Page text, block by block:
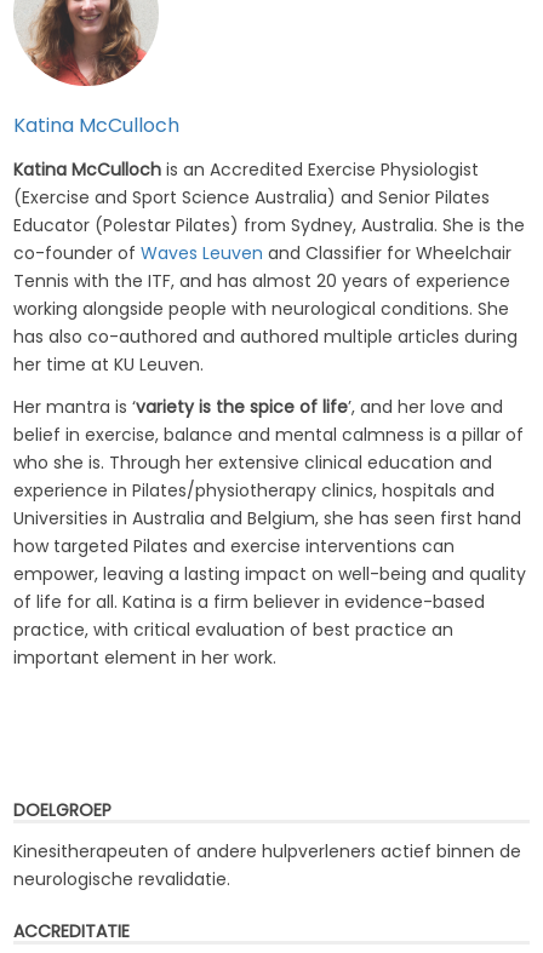
Katina McCulloch
Katina McCulloch is an Accredited Exercise Physiologist
(Exercise and Sport Science Australia) and Senior Pilates
Educator (Polestar Pilates) from Sydney, Australia. She is the
co-founder ofWaves Leuven and Classifier for Wheelchair
Tennis with the ITF, and has almost 20 years of experience
working alongside people with neurological conditions. She
has also co-authored and authored multiple articles during
her time at KU Leuven.
Her mantra is ‘variety is the spice of life’, and her love and
belief in exercise, balance and mental calmness is a pillar of
who she is. Through her extensive clinical education and
experience in Pilates/physiotherapy clinics, hospitals and
Universities in Australia and Belgium, she has seen first hand
how targeted Pilates and exercise interventions can
empower, leaving a lasting impact on well-being and quality
of life for all. Katina is a firm believer in evidence-based
practice, with critical evaluation of best practice an
important element in her work.
DOELGROEP
Kinesitherapeuten of andere hulpverleners actief binnen de
neurologische revalidatie.
ACCREDITATIE